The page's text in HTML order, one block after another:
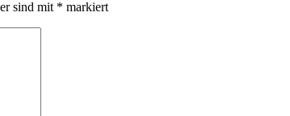
sind mit * markiert